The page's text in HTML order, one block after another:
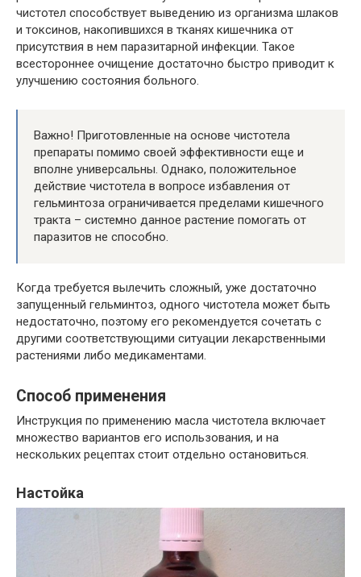
чистотел способствует выведению из организма шлаков
и токсинов, накопившихся в тканях кишечника от
присутствия в нем паразитарной инфекции. Такое
всестороннее очищение достаточно быстро приводит к
улучшению состояния больного.
Важно! Приготовленные на основе чистотела
препараты помимо своей эффективности еще и
вполне универсальны. Однако, положительное
действие чистотела в вопросе избавления от
гельминтоза ограничивается пределами кишечного
тракта – системно данное растение помогать от
паразитов не способно.
Когда требуется вылечить сложный, уже достаточно
запущенный гельминтоз, одного чистотела может быть
недостаточно, поэтому его рекомендуется сочетать с
другими соответствующими ситуации лекарственными
растениями либо медикаментами.
Способ применения
Инструкция по применению масла чистотела включает
множество вариантов его использования, и на
нескольких рецептах стоит отдельно остановиться.
Настойка